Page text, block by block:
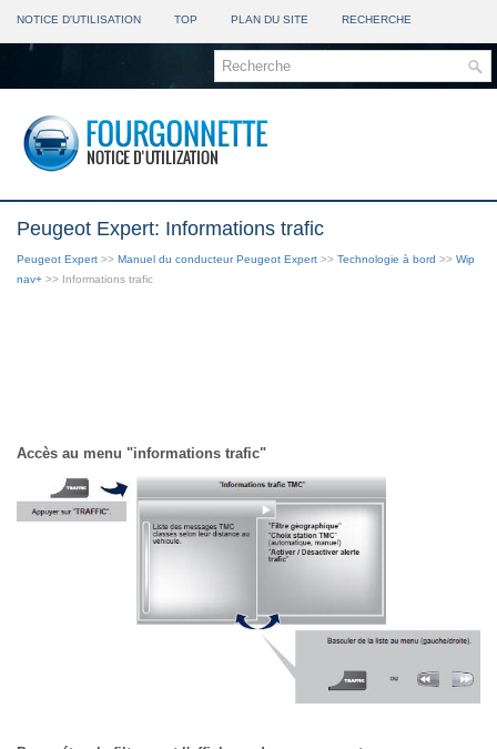
NOTICE D'UTILISATION TOP PLAN DU SITE RECHERCHE
Peugeot Expert: Informations trafic
Peugeot Expert >> Manuel du conducteur Peugeot Expert >> Technologie à bord >> Wip
nav+ >> Informations trafic
Accès au menu "informations trafic"